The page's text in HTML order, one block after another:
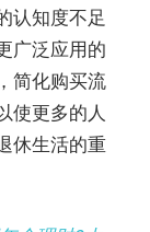
认知度不足
广泛应用的
简化购买流
使更多的人
休生活的重